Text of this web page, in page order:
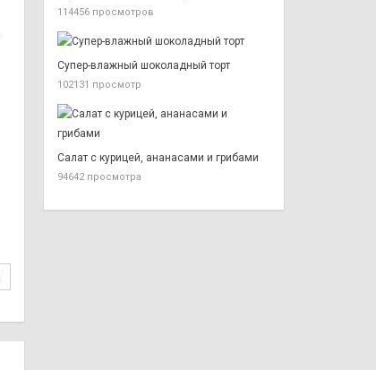
114456 просмотров
Супер-влажный шоколадный торт
102131 просмотр
Салат с курицей, ананасами и грибами
94642 просмотра